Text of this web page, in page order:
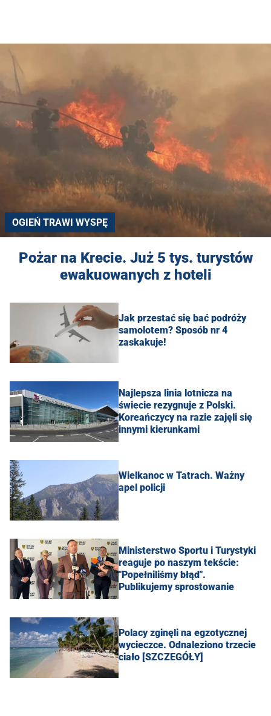
OGIEŃ TRAWI WYSPĘ
Pożar na Krecie. Już 5 tys. turystów
ewakuowanych z hoteli
Jak przestać się bać podróży
samolotem? Sposób nr 4
zaskakuje!
Najlepsza linia lotnicza na
świecie rezygnuje z Polski.
Koreańczycy na razie zajęli się
innymi kierunkami
Wielkanoc w Tatrach. Ważny
apel policji
Ministerstwo Sportu i Turystyki
reaguje po naszym tekście:
"Popełniliśmy błąd".
Publikujemy sprostowanie
Polacy zginęli na egzotycznej
wycieczce. Odnaleziono trzecie
ciało [SZCZEGÓŁY]